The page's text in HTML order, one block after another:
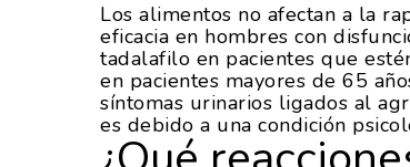
Los alimentos no afectan a la
eficacia en hombres con
tadalafilo en pacientes que
en pacientes mayores de 65
síntomas urinarios ligados al
es debido a una condición